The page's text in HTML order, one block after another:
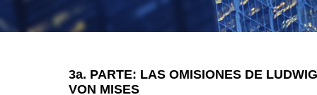
3a. PARTE: LAS OMISIONES DE LUDWIG
VON MISES